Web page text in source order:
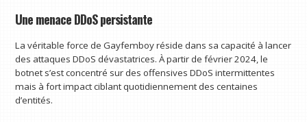
Une menace DDoS persistante
La véritable force de Gayfemboy réside dans sa capacité à lancer
des attaques DDoS dévastatrices. À partir de février 2024, le
botnet s’est concentré sur des offensives DDoS intermittentes
mais à fort impact ciblant quotidiennement des centaines
d’entités.